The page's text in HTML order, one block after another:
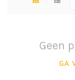
Geen
GA